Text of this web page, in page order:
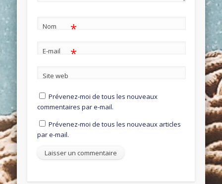
Nom *
E-mail *
Site web
Prévenez-moi de tous les nouveaux
commentaires par e-mail.
Prévenez-moi de tous les nouveaux articles
par e-mail.